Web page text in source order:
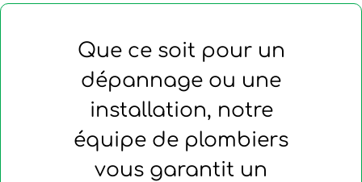
Que ce soit pour un
dépannage ou une
installation, notre
équipe de plombiers
vous garantit un